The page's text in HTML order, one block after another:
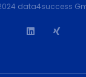
data4success